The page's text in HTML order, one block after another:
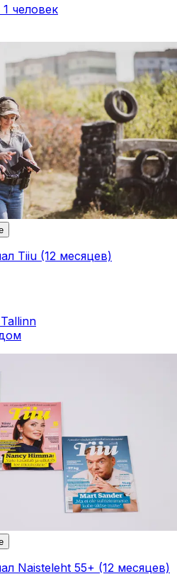
человек
Tiiu (12 месяцев)
Naisteleht 55+ (12 месяцев)